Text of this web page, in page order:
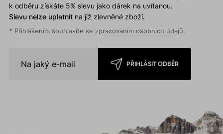
k odběru získáte 5% slevu jako dárek na uvítanou.
Slevu nelze uplatnitna již zlevněné zboží.
* Přihlášením souhlasíte se zpracováním osobních údajů.
PŘIHLÁSIT ODBĚR